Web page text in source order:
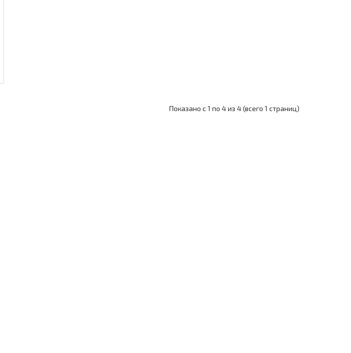
Показано с 1 по 4 из 4 (всего 1 страниц)